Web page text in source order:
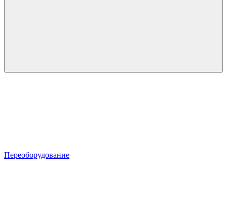
Переоборудование